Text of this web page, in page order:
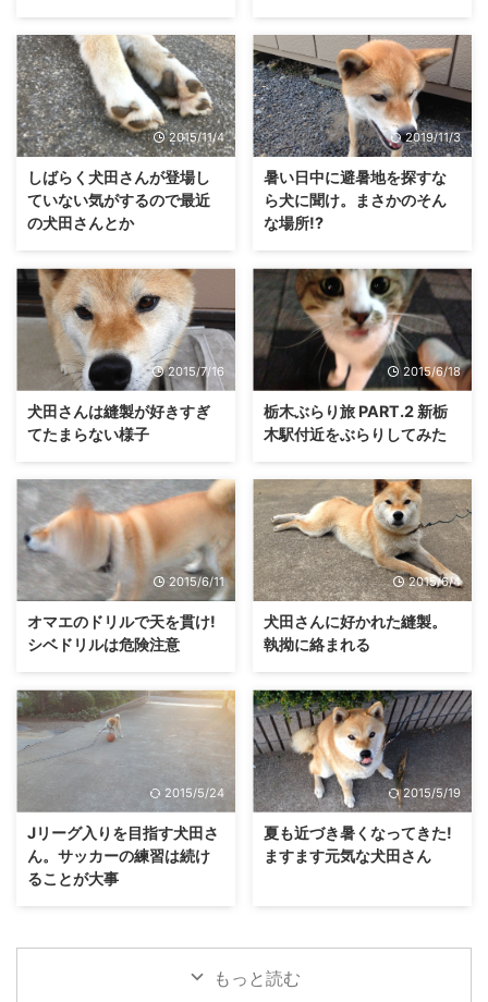
2015/11/4
しばらく犬田さんが登場し
ていない気がするので最近
の犬田さんとか
2019/11/3
暑い日中に避暑地を探すな
ら犬に聞け。まさかのそん
な場所!?
2015/7/16
犬田さんは縫製が好きすぎ
てたまらない様子
2015/6/18
栃木ぶらり旅 PART.2 新栃
木駅付近をぶらりしてみた
2015/6/11
オマエのドリルで天を貫け!
シベドリルは危険注意
2015/6/4
犬田さんに好かれた縫製。
執拗に絡まれる
2015/5/24
Jリーグ入りを目指す犬田さ
ん。サッカーの練習は続け
ることが大事
2015/5/19
夏も近づき暑くなってきた!
ますます元気な犬田さん
もっと読む